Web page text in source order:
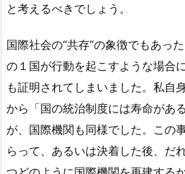
と考えるべきでしょう。
国際社会の“共存”の象徴でもあっ
の１国が行動を起こすような場合
も証明されてしまいました。私自
から「国の統治制度には寿命があ
が、国際機関も同様でした。この
らって、あるいは決着した後、だ